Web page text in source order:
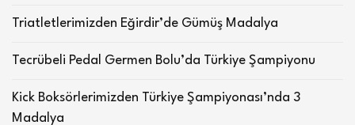
Triatletlerimizden Eğirdir’de Gümüş Madalya
Tecrübeli Pedal Germen Bolu’da Türkiye Şampiyonu
Kick Boksörlerimizden Türkiye Şampiyonası’nda 3
Madalya